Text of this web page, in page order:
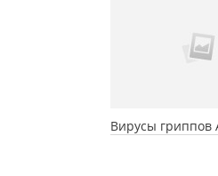
Вирусы гриппов